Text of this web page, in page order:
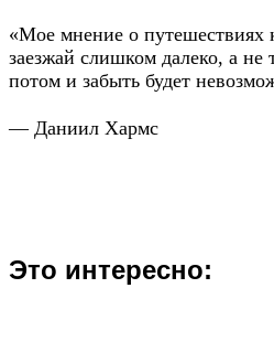
«Мое мнение о путешествиях
заезжай слишком далеко, а не
потом и забыть будет
— Даниил Хармс
Это интересно: